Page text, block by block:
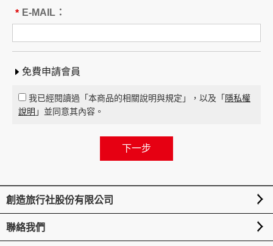
_____ 與本契約有關之附件、廣告、宣傳文件、
行程表或說明會之說明內容均視為本契約內容之
負之義務不得低於廣告之內容。
第一項記載得以所刊登之廣告、宣傳文件、行程
未記載第一項內容或記載之內容與刊登廣告、宣
第四條（集合及出發時地）
甲方應於民國_____年_____月_____日_____時
時到約定地點集合致未能出發，亦未能中途加入
* E-MAIL：
免費申請會員
我已經閱讀過「本商品的相關說明與規定」，以及「 隱私權
說明 」並同意其內容。
創造旅行社股份有限公司
聯絡我們